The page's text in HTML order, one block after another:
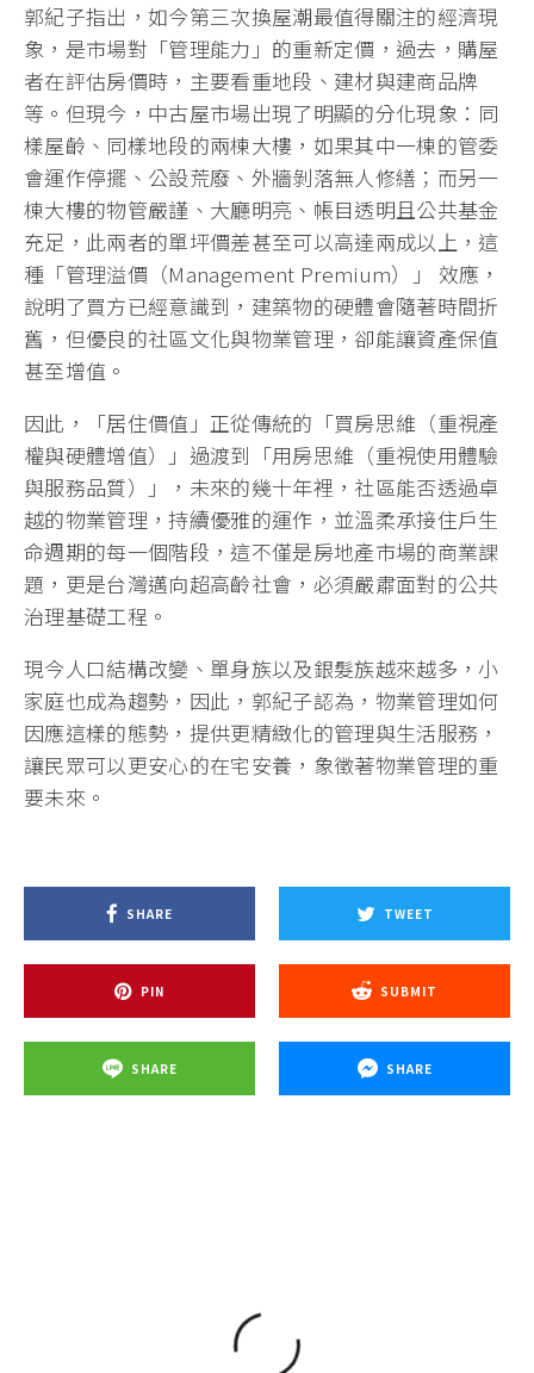
郭紀子指出，如今第三次換屋潮最值得關注的經濟現
象，是市場對「管理能力」的重新定價，過去，購屋
者在評估房價時，主要看重地段、建材與建商品牌
等。但現今，中古屋市場出現了明顯的分化現象：同
樣屋齡、同樣地段的兩棟大樓，如果其中一棟的管委
會運作停擺、公設荒廢、外牆剝落無人修繕；而另一
棟大樓的物管嚴謹、大廳明亮、帳目透明且公共基金
充足，此兩者的單坪價差甚至可以高達兩成以上，這
種「管理溢價（Management Premium）」 效應，
說明了買方已經意識到，建築物的硬體會隨著時間折
舊，但優良的社區文化與物業管理，卻能讓資產保值
甚至增值。
因此，「居住價值」正從傳統的「買房思維（重視產
權與硬體增值）」過渡到「用房思維（重視使用體驗
與服務品質）」，未來的幾十年裡，社區能否透過卓
越的物業管理，持續優雅的運作，並溫柔承接住戶生
命週期的每一個階段，這不僅是房地產市場的商業課
題，更是台灣邁向超高齡社會，必須嚴肅面對的公共
治理基礎工程。
現今人口結構改變、單身族以及銀髮族越來越多，小
家庭也成為趨勢，因此，郭紀子認為，物業管理如何
因應這樣的態勢，提供更精緻化的管理與生活服務，
讓民眾可以更安心的在宅安養，象徵著物業管理的重
要未來。
SHARE TWEET
PIN SUBMIT
SHARE SHARE